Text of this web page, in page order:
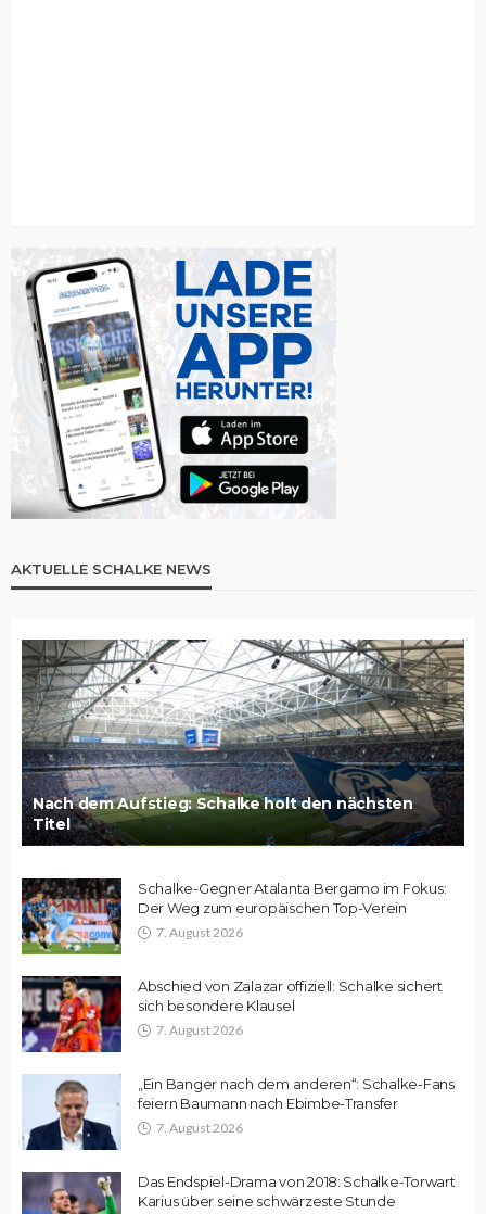
AKTUELLE SCHALKE NEWS
Nach dem Aufstieg: Schalke holt den nächsten
Titel
Schalke-Gegner Atalanta Bergamo im Fokus:
Der Weg zum europäischen Top-Verein
7. August 2026
Abschied von Zalazar offiziell: Schalke sichert
sich besondere Klausel
7. August 2026
„Ein Banger nach dem anderen“: Schalke-Fans
feiern Baumann nach Ebimbe-Transfer
7. August 2026
Das Endspiel-Drama von 2018: Schalke-Torwart
Karius über seine schwärzeste Stunde